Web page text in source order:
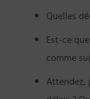
Quelles
Est-ce
comme
Attendez,